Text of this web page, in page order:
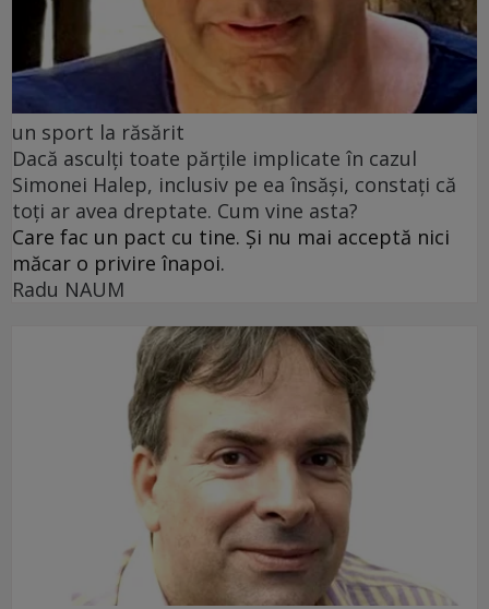
un sport la răsărit
Dacă asculți toate părțile implicate în cazul
Simonei Halep, inclusiv pe ea însăși, constați că
toți ar avea dreptate. Cum vine asta?
Care fac un pact cu tine. Și nu mai acceptă nici
măcar o privire înapoi.
Radu NAUM